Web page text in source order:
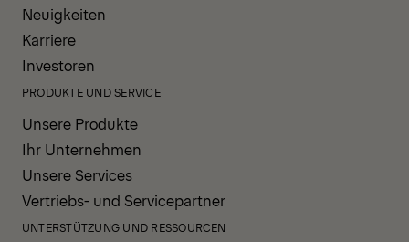
Neuigkeiten
Karriere
Investoren
PRODUKTE UND SERVICE
Unsere Produkte
Ihr Unternehmen
Unsere Services
Vertriebs- und Servicepartner
UNTERSTÜTZUNG UND RESSOURCEN